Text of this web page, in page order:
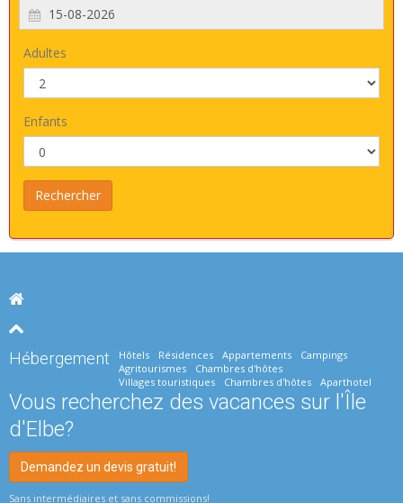
Adultes
Enfants
Hébergement Hôtels Résidences Appartements
Campings
Agritourismes
Chambres d'hôtes
Villages touristiques
Chambres d'hôtes Aparthotel
Vous recherchez des vacances sur l'Île
d'Elbe?
Demandez un devis gratuit!
Sans intermédiaires et sans commissions!